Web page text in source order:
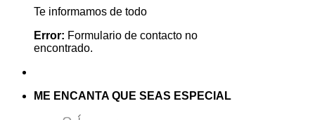
Te informamos de todo
Error: Formulario de contacto no
encontrado.
ME ENCANTA QUE SEAS ESPECIAL